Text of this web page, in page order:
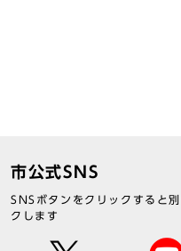
市公式SNS
SNSボタンをクリックすると
クします